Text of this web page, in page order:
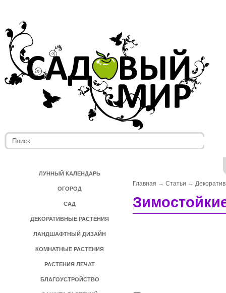
ЛУННЫЙ КАЛЕНДАРЬ
ОГОРОД
САД
ДЕКОРАТИВНЫЕ РАСТЕНИЯ
ЛАНДШАФТНЫЙ ДИЗАЙН
КОМНАТНЫЕ РАСТЕНИЯ
РАСТЕНИЯ ЛЕЧАТ
БЛАГОУСТРОЙСТВО
Главная → Статьи →